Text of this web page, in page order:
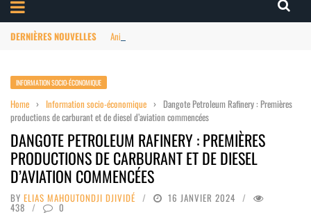
DERNIÈRES NOUVELLES Animation Afrique : structuration du marché
INFORMATION SOCIO-ÉCONOMIQUE
Home › Information socio-économique › Dangote Petroleum Rafinery : Premières
productions de carburant et de diesel d’aviation commencées
DANGOTE PETROLEUM RAFINERY : PREMIÈRES
PRODUCTIONS DE CARBURANT ET DE DIESEL
D’AVIATION COMMENCÉES
BY ELIAS MAHOUTONDJI DJIVIDÉ 16 JANVIER 2024
438 0